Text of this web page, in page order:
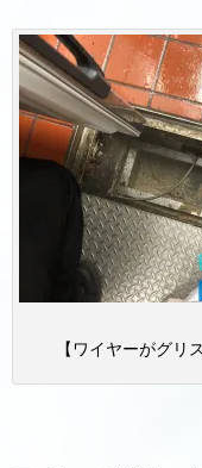
【ワイヤーがグリ